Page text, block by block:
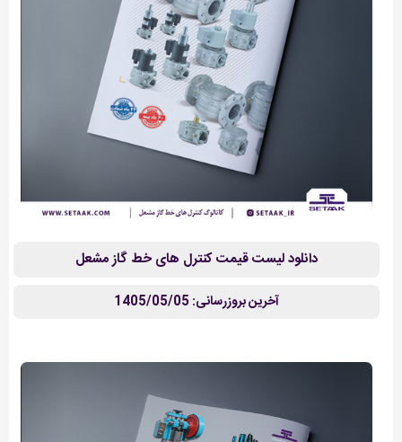
دانلود لیست قیمت کنترل های خط گاز مشعل
آخرین بروزرسانی: 1405/05/05